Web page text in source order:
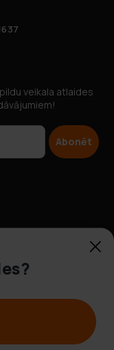
veikala atlaides
Abonēt